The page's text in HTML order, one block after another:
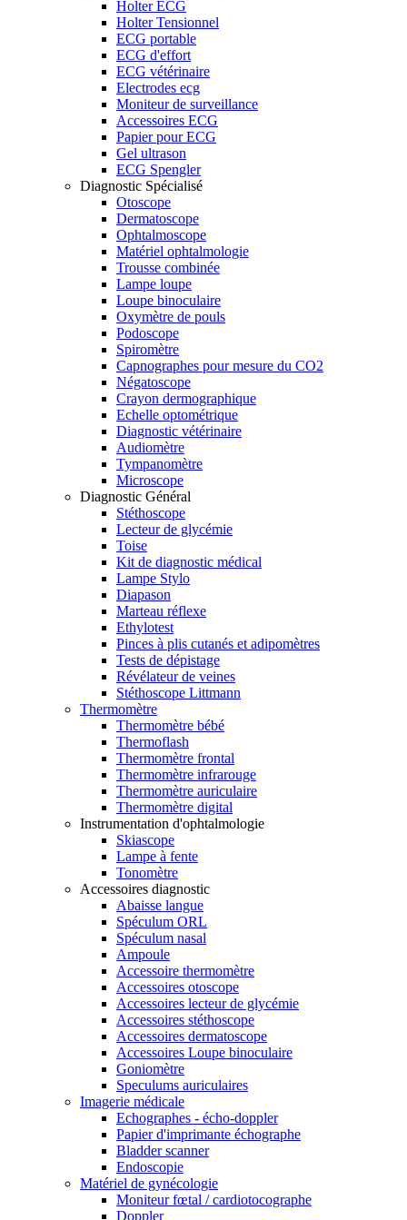
Holter ECG
Holter Tensionnel
ECG portable
ECG d'effort
ECG vétérinaire
Electrodes ecg
Moniteur de surveillance
Accessoires ECG
Papier pour ECG
Gel ultrason
ECG Spengler
Diagnostic Spécialisé
Otoscope
Dermatoscope
Ophtalmoscope
Matériel ophtalmologie
Trousse combinée
Lampe loupe
Loupe binoculaire
Oxymètre de pouls
Podoscope
Spiromètre
Capnographes pour mesure du CO2
Négatoscope
Crayon dermographique
Echelle optométrique
Diagnostic vétérinaire
Audiomètre
Tympanomètre
Microscope
Diagnostic Général
Stéthoscope
Lecteur de glycémie
Toise
Kit de diagnostic médical
Lampe Stylo
Diapason
Marteau réflexe
Ethylotest
Pinces à plis cutanés et adipomètres
Tests de dépistage
Révélateur de veines
Stéthoscope Littmann
Thermomètre
Thermomètre bébé
Thermoflash
Thermomètre frontal
Thermomètre infrarouge
Thermomètre auriculaire
Thermomètre digital
Instrumentation d'ophtalmologie
Skiascope
Lampe à fente
Tonomètre
Accessoires diagnostic
Abaisse langue
Spéculum ORL
Spéculum nasal
Ampoule
Accessoire thermomètre
Accessoires otoscope
Accessoires lecteur de glycémie
Accessoires stéthoscope
Accessoires dermatoscope
Accessoires Loupe binoculaire
Goniomètre
Speculums auriculaires
Imagerie médicale
Echographes - écho-doppler
Papier d'imprimante échographe
Bladder scanner
Endoscopie
Matériel de gynécologie
Moniteur fœtal / cardiotocographe
Doppler